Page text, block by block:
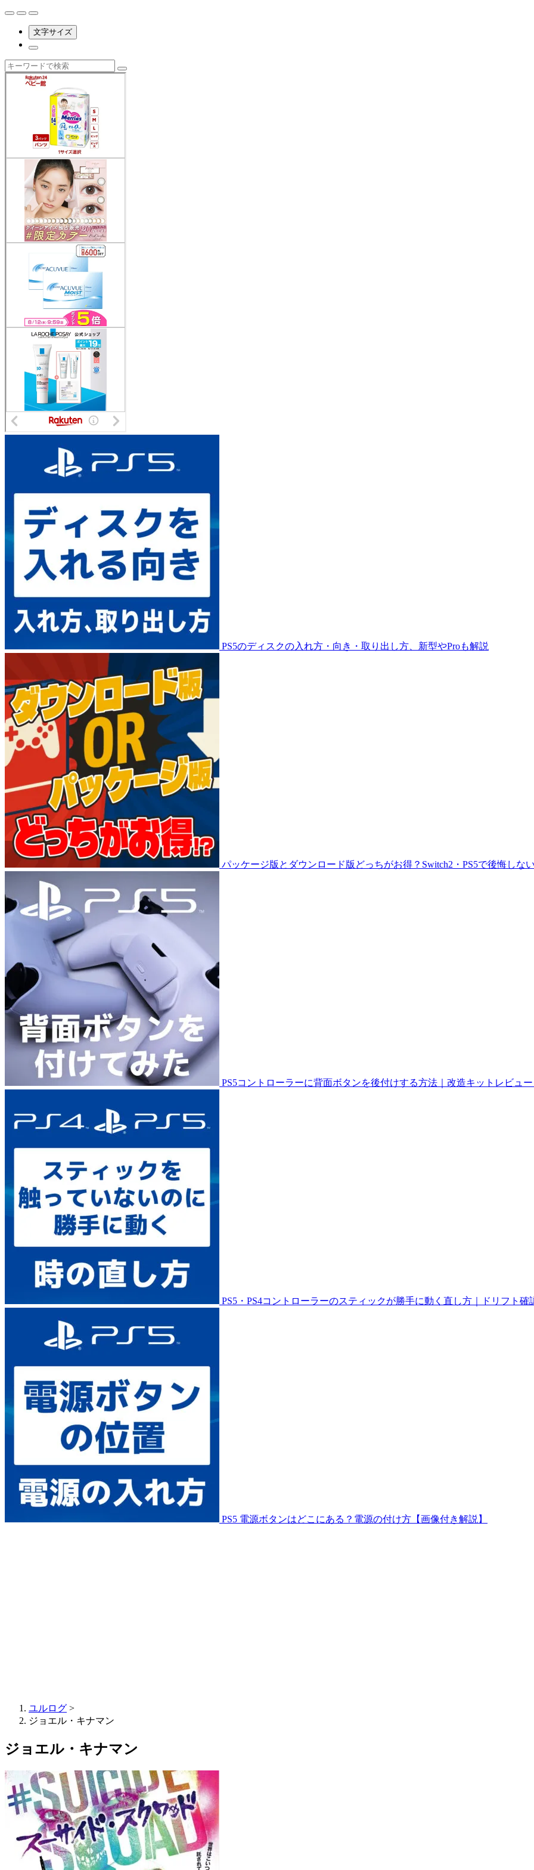
文字サイズ
PS5のディスクの入れ方・向き・取り出し方、新型やProも解説
パッケージ版とダウンロード版どっちがお得？Switch2・PS5で後悔しな
PS5コントローラーに背面ボタンを後付けする方法｜改造キットレビュ
PS5・PS4コントローラーのスティックが勝手に動く直し方｜ドリフト確
PS5 電源ボタンはどこにある？電源の付け方【画像付き解説】
ユルログ >
ジョエル・キナマン
ジョエル・キナマン